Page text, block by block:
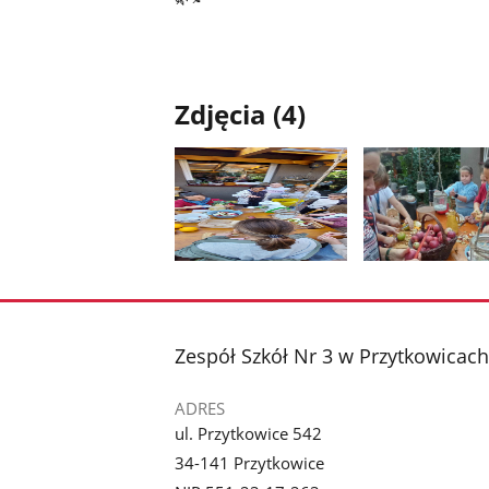
Zdjęcia (4)
galerii.
galerii.
stopka
Zespół Szkół Nr 3 w Przytkowicach
ADRES
ul. Przytkowice 542
34-141 Przytkowice